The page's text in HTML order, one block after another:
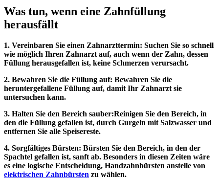
Was tun, wenn eine Zahnfüllung
herausfällt
1. Vereinbaren Sie einen Zahnarzttermin: Suchen Sie so schnell
wie möglich Ihren Zahnarzt auf, auch wenn der Zahn, dessen
Füllung herausgefallen ist, keine Schmerzen verursacht.
2. Bewahren Sie die Füllung auf: Bewahren Sie die
heruntergefallene Füllung auf, damit Ihr Zahnarzt sie
untersuchen kann.
3. Halten Sie den Bereich sauber:Reinigen Sie den Bereich, in
den die Füllung gefallen ist, durch Gurgeln mit Salzwasser und
entfernen Sie alle Speisereste.
4. Sorgfältiges Bürsten: Bürsten Sie den Bereich, in den der
Spachtel gefallen ist, sanft ab. Besonders in diesen Zeiten wäre
es eine logische Entscheidung, Handzahnbürsten anstelle von
elektrischen Zahnbürsten zu wählen.